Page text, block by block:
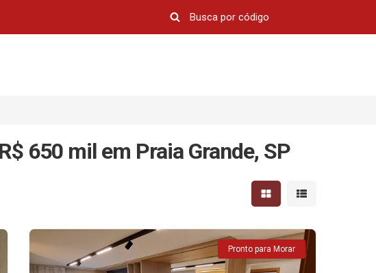
650 mil em Praia Grande, SP
Mostrar resultados em
Mostrar
Pronto para Morar